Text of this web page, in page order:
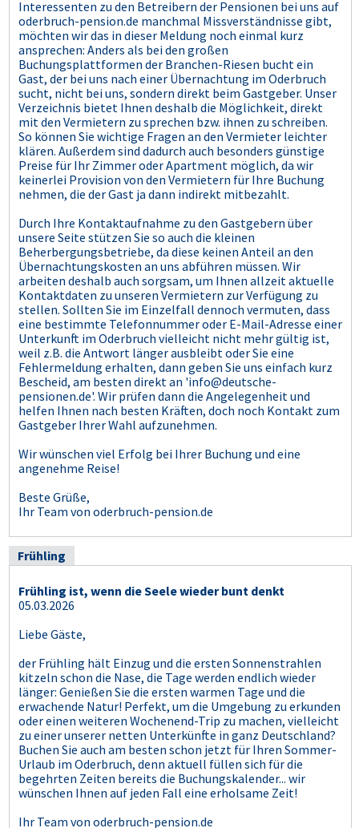
Interessenten zu den Betreibern der Pensionen bei uns auf
oderbruch-pension.de manchmal Missverständnisse gibt,
möchten wir das in dieser Meldung noch einmal kurz
ansprechen: Anders als bei den großen
Buchungsplattformen der Branchen-Riesen bucht ein
Gast, der bei uns nach einer Übernachtung im Oderbruch
sucht, nicht bei uns, sondern direkt beim Gastgeber. Unser
Verzeichnis bietet Ihnen deshalb die Möglichkeit, direkt
mit den Vermietern zu sprechen bzw. ihnen zu schreiben.
So können Sie wichtige Fragen an den Vermieter leichter
klären. Außerdem sind dadurch auch besonders günstige
Preise für Ihr Zimmer oder Apartment möglich, da wir
keinerlei Provision von den Vermietern für Ihre Buchung
nehmen, die der Gast ja dann indirekt mitbezahlt.
Durch Ihre Kontaktaufnahme zu den Gastgebern über
unsere Seite stützen Sie so auch die kleinen
Beherbergungsbetriebe, da diese keinen Anteil an den
Übernachtungskosten an uns abführen müssen. Wir
arbeiten deshalb auch sorgsam, um Ihnen allzeit aktuelle
Kontaktdaten zu unseren Vermietern zur Verfügung zu
stellen. Sollten Sie im Einzelfall dennoch vermuten, dass
eine bestimmte Telefonnummer oder E-Mail-Adresse einer
Unterkunft im Oderbruch vielleicht nicht mehr gültig ist,
weil z.B. die Antwort länger ausbleibt oder Sie eine
Fehlermeldung erhalten, dann geben Sie uns einfach kurz
Bescheid, am besten direkt an 'info@deutsche-
pensionen.de'. Wir prüfen dann die Angelegenheit und
helfen Ihnen nach besten Kräften, doch noch Kontakt zum
Gastgeber Ihrer Wahl aufzunehmen.
Wir wünschen viel Erfolg bei Ihrer Buchung und eine
angenehme Reise!
Beste Grüße,
Ihr Team von oderbruch-pension.de
Frühling
Frühling ist, wenn die Seele wieder bunt denkt
05.03.2026
Liebe Gäste,
der Frühling hält Einzug und die ersten Sonnenstrahlen
kitzeln schon die Nase, die Tage werden endlich wieder
länger: Genießen Sie die ersten warmen Tage und die
erwachende Natur! Perfekt, um die Umgebung zu erkunden
oder einen weiteren Wochenend-Trip zu machen, vielleicht
zu einer unserer netten Unterkünfte in ganz Deutschland?
Buchen Sie auch am besten schon jetzt für Ihren Sommer-
Urlaub im Oderbruch, denn aktuell füllen sich für die
begehrten Zeiten bereits die Buchungskalender... wir
wünschen Ihnen auf jeden Fall eine erholsame Zeit!
Ihr Team von oderbruch-pension.de